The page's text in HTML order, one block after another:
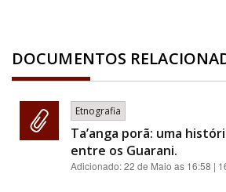
DOCUMENTOS
Etnografia
Ta’anga porã: uma
entre os Guarani.
Adicionado:22 de Maio as 16:58 |